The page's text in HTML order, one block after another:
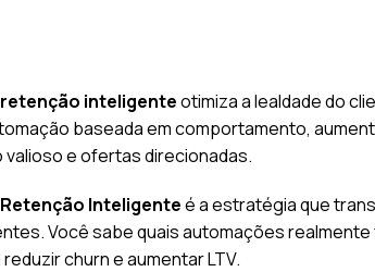
inteligenteotimiza a lealdade do
baseada em comportamento,
e ofertas direcionadas.
Inteligenteé a estratégia que
Você sabe quais automações realmente
churn e aumentar LTV.